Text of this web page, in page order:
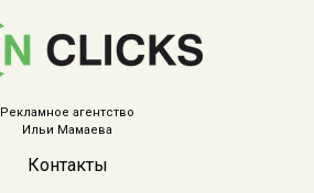
Рекламное агентство
Ильи Мамаева
Контакты